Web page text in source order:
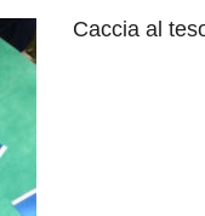
Caccia al